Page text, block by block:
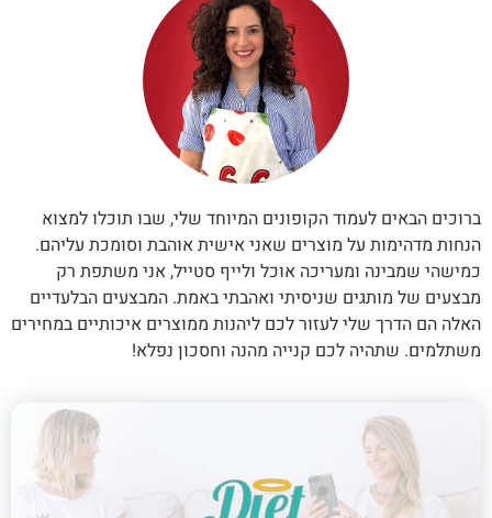
ברוכים הבאים לעמוד הקופונים המיוחד שלי, שבו תוכלו למצוא
הנחות מדהימות על מוצרים שאני אישית אוהבת וסומכת עליהם.
כמישהי שמבינה ומעריכה אוכל ולייף סטייל, אני משתפת רק
מבצעים של מותגים שניסיתי ואהבתי באמת. המבצעים הבלעדיים
האלה הם הדרך שלי לעזור לכם ליהנות ממוצרים איכותיים במחירים
משתלמים. שתהיה לכם קנייה מהנה וחסכון נפלא!